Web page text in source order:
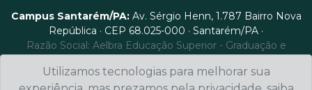
Campus Santarém/PA: Av. Sérgio Henn, 1.787 Bairro Nova
República · CEP 68.025-000 · Santarém/PA ·
Razão Social: Aelbra Educação Superior - Graduação e
Telefone de contato: 0800 5000 606 Email de Contato:
Utilizamos tecnologias para melhorar sua